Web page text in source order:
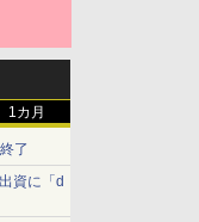
1カ月
了
資に「d